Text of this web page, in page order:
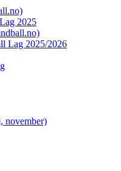
2025
Lag 2025/2026
november)